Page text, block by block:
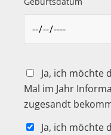
Ja, ich möchte
Mal im Jahr
zugesandt
Ja, ich möchte